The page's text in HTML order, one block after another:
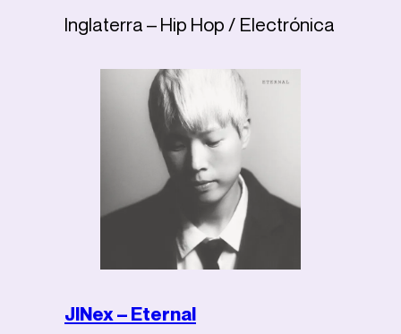
Inglaterra – Hip Hop / Electrónica
JINex – Eternal